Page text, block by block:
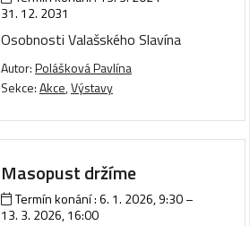
31. 12. 2031
Osobnosti Valašského Slavína
Autor:Polášková Pavlína
Sekce:Akce,Výstavy
Masopust držíme
Termín konání :6. 1. 2026, 9:30–
13. 3. 2026, 16:00